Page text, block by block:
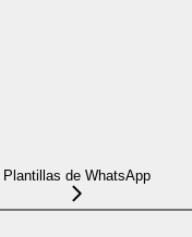
Plantillas de WhatsApp